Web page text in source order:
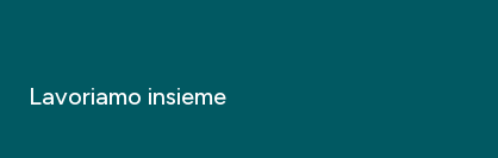
Lavoriamo insieme